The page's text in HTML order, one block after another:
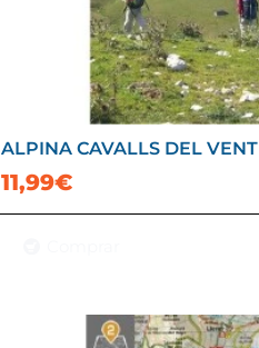
ALPINA CAVALLS DEL VENT
11,99€